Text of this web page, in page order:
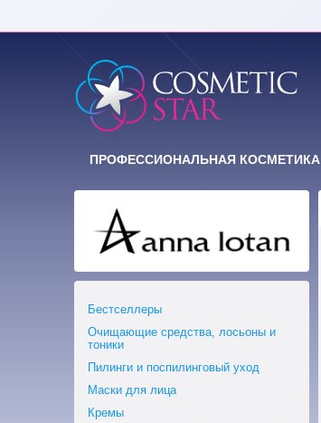
ПРОФЕССИОНАЛЬНАЯ КОСМЕТИКА
Бестселлеры
Очищающие средства, лосьоны и
тоники
Пилинги и поспилинговый уход
Маски для лица
Кремы